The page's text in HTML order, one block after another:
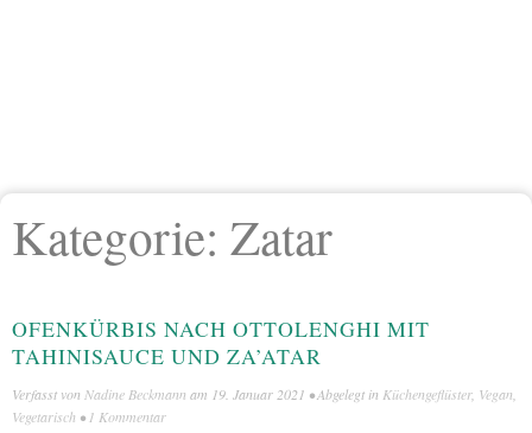
Kategorie: Zatar
OFENKÜRBIS NACH OTTOLENGHI MIT
TAHINISAUCE UND ZA’ATAR
Verfasst von Nadine Beckmann am 19. Januar 2021 • Abgelegt in Küchengeflüster, Vegan
Vegetarisch • 1 Kommentar